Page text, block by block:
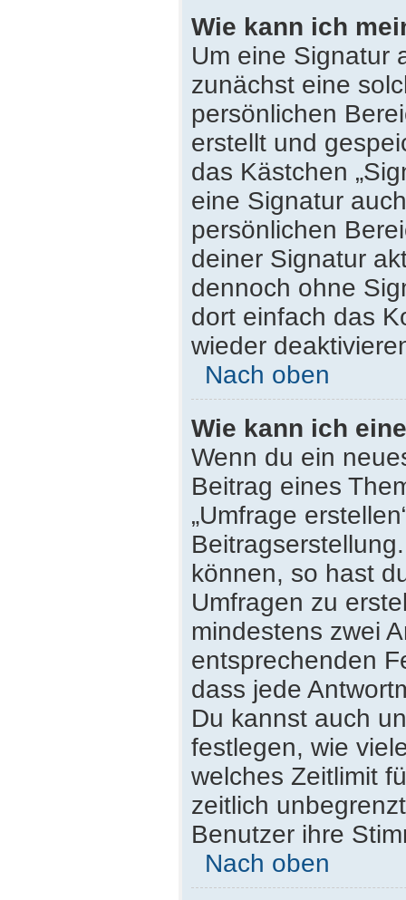
Wie kann ich
Um eine Signatur
zunächst eine
persönlichen
erstellt und
das Kästchen
eine Signatur
persönlichen
deiner Signatur
dennoch ohne
dort einfach das
wieder
Nach oben
Wie kann ich
Wenn du ein
Beitrag eines
„Umfrage
können, so hast
Umfragen zu
mindestens zwei
entsprechenden
dass jede
Du kannst auch
festlegen, wie
welches Zeitlimit
zeitlich
Benutzer ihre
Nach oben